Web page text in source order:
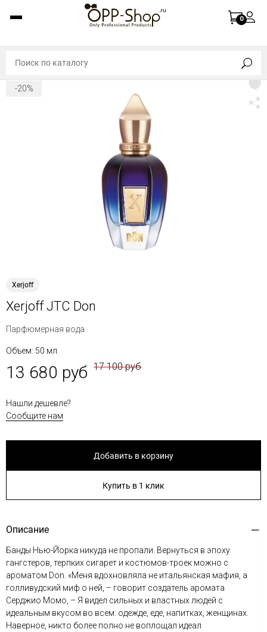
0
-20%
Xerjoff
Xerjoff JTC Don
Парфюмерная вода
Объем: 50 мл
13 680 руб 17 100 руб
Нашли дешевле?
Сообщите нам
Добавить в корзину
Купить в 1 клик
Описание
Банды Нью-Йорка никуда не пропали. Вернуться в эпоху
гангстеров, терпких сигарет и костюмов-троек можно с
ароматом Don. «Меня вдохновляла не итальянская мафия, а
голливудский миф о ней, – говорит создатель аромата
Серджио Момо, – Я видел сильных и властных людей с
идеальным вкусом во всем: одежде, еде, напитках, женщинах.
Наверное, никто более полно не воплощал идеал